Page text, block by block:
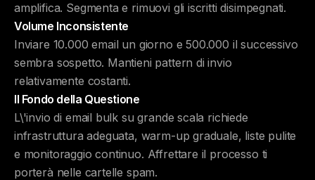
amplifica. Segmenta e rimuovi gli iscritti disimpegnati.
Volume Inconsistente
Inviare 10.000 email un giorno e 500.000 il successivo
sembra sospetto. Mantieni pattern di invio
relativamente costanti.
Il Fondo della Questione
L\'invio di email bulk su grande scala richiede
infrastruttura adeguata, warm-up graduale, liste pulite
e monitoraggio continuo. Affrettare il processo ti
porterà nelle cartelle spam.